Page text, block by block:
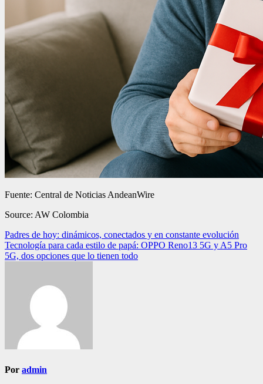
Fuente: Central de Noticias AndeanWire
Source: AW Colombia
Navegación
de
Padres de hoy: dinámicos, conectados y en constante evolución
Tecnología para cada estilo de papá: OPPO Reno13 5G y A5 Pro
5G, dos opciones que lo tienen todo
Por admin